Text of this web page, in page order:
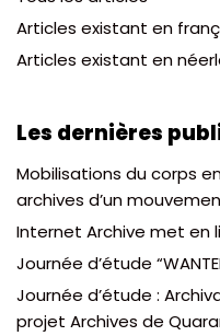
Articles existant en
Articles existant en
Les dernières
Mobilisations du corps
archives d’un
Internet Archive met en
Journée d’étude
Journée d’étude :
projet Archives de